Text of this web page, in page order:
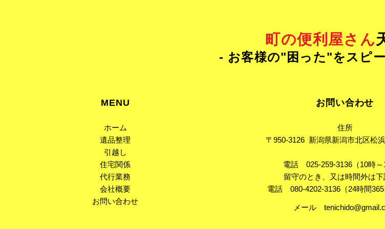
町の便利屋さん
- お客様の"困った"をスピ
MENU
ホーム
遺品整理
引越し
住宅関係
代行業務
会社概要
​お問い合わせ
お問い合わせ
住所
〒950-3126 新潟県新潟市北区松
電話 025-259-3136（10時～
留守のとき、又は時間外は
電話 080-4202-3136（24時間365
​メール